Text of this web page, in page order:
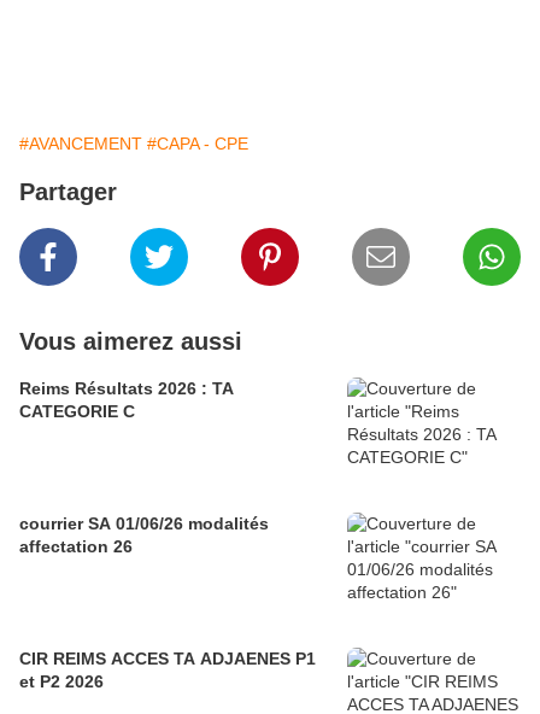
#AVANCEMENT #CAPA - CPE
Partager
Vous aimerez aussi
Reims Résultats 2026 : TA
CATEGORIE C
courrier SA 01/06/26 modalités
affectation 26
CIR REIMS ACCES TA ADJAENES P1
et P2 2026